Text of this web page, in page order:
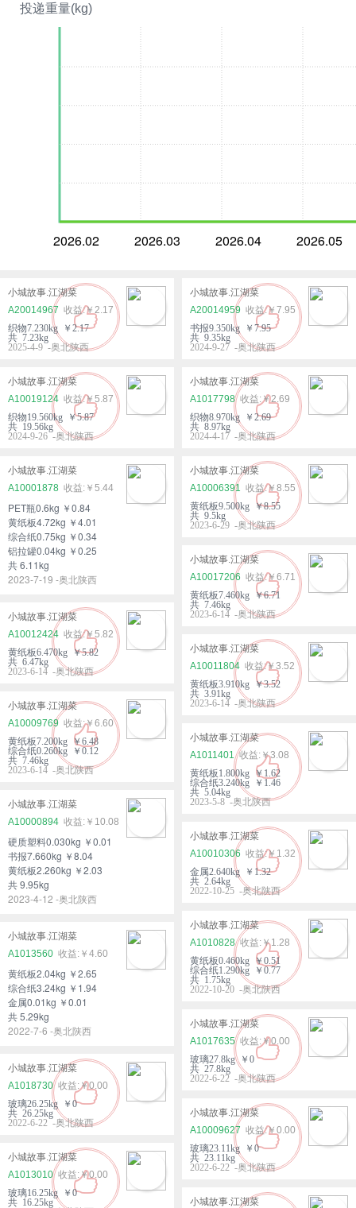
投递重量(kg)
2026.02 2026.03 2026.04 2026.05
小城故事.江湖菜
A20014967
￥2.17
织物7.230kg ￥2.17
共 7.23kg
2025-4-9 -奥北陕西
小城故事.江湖菜
A20014959
￥7.95
书报9.350kg ￥7.95
共 9.35kg
2024-9-27 -奥北陕西
小城故事.江湖菜
A10019124
￥5.87
织物19.560kg ￥5.87
共 19.56kg
2024-9-26 -奥北陕西
小城故事.江湖菜
A1017798
￥2.69
织物8.970kg ￥2.69
共 8.97kg
2024-4-17 -奥北陕西
小城故事.江湖菜
A10001878
￥5.44
PET瓶0.6kg ￥0.84
黄纸板4.72kg ￥4.01
综合纸0.75kg ￥0.34
铝拉罐0.04kg ￥0.25
共 6.11kg
2023-7-19 -奥北陕西
小城故事.江湖菜
A10006391
￥8.55
黄纸板9.500kg ￥8.55
共 9.5kg
2023-6-29 -奥北陕西
小城故事.江湖菜
A10017206
￥6.71
黄纸板7.460kg ￥6.71
共 7.46kg
2023-6-14 -奥北陕西
小城故事.江湖菜
A10012424
￥5.82
黄纸板6.470kg ￥5.82
共 6.47kg
2023-6-14 -奥北陕西
小城故事.江湖菜
A10011804
￥3.52
黄纸板3.910kg ￥3.52
共 3.91kg
2023-6-14 -奥北陕西
小城故事.江湖菜
A10009769
￥6.60
黄纸板7.200kg ￥6.48
综合纸0.260kg ￥0.12
共 7.46kg
2023-6-14 -奥北陕西
小城故事.江湖菜
A1011401
￥3.08
黄纸板1.800kg ￥1.62
综合纸3.240kg ￥1.46
共 5.04kg
2023-5-8 -奥北陕西
小城故事.江湖菜
A10000894
￥10.08
硬质塑料0.030kg ￥0.01
书报7.660kg ￥8.04
黄纸板2.260kg ￥2.03
共 9.95kg
2023-4-12 -奥北陕西
小城故事.江湖菜
A10010306
￥1.32
金属2.640kg ￥1.32
共 2.64kg
2022-10-25 -奥北陕西
小城故事.江湖菜
A1010828
￥1.28
黄纸板0.460kg ￥0.51
综合纸1.290kg ￥0.77
共 1.75kg
2022-10-20 -奥北陕西
小城故事.江湖菜
A1013560
￥4.60
黄纸板2.04kg ￥2.65
综合纸3.24kg ￥1.94
金属0.01kg ￥0.01
共 5.29kg
2022-7-6 -奥北陕西
小城故事.江湖菜
A1017635
￥0.00
玻璃27.8kg ￥0
共 27.8kg
2022-6-22 -奥北陕西
小城故事.江湖菜
A1018730
￥0.00
玻璃26.25kg ￥0
共 26.25kg
2022-6-22 -奥北陕西
小城故事.江湖菜
A10009627
￥0.00
玻璃23.11kg ￥0
共 23.11kg
2022-6-22 -奥北陕西
小城故事.江湖菜
A1013010
￥0.00
玻璃16.25kg ￥0
共 16.25kg
小城故事.江湖菜